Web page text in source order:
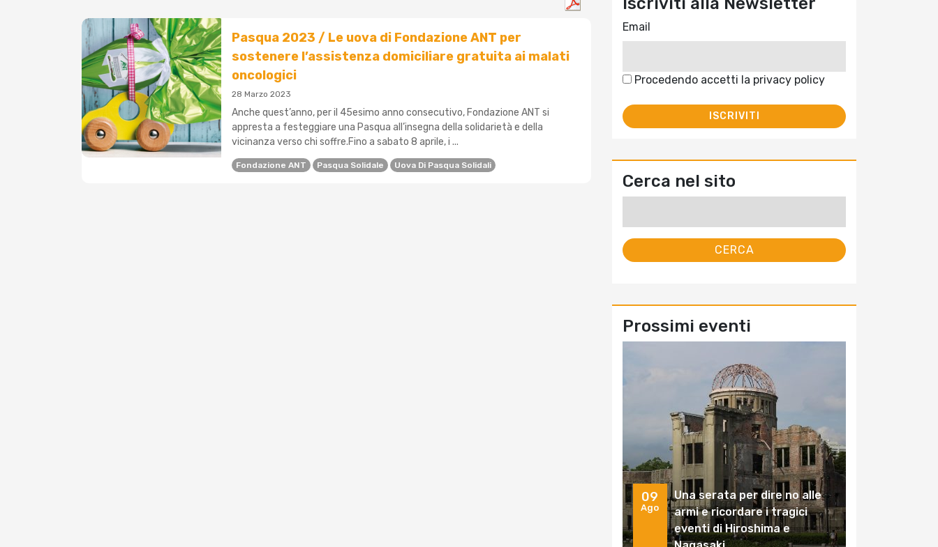
Pasqua 2023 / Le uova di Fondazione ANT per
sostenere l’assistenza domiciliare gratuita ai malati
oncologici
28 Marzo 2023
Anche quest’anno, per il 45esimo anno consecutivo, Fondazione ANT si
appresta a festeggiare una Pasqua all’insegna della solidarietà e della
vicinanza verso chi soffre.Fino a sabato 8 aprile, i ...
Fondazione ANT Pasqua Solidale Uova Di Pasqua Solidali
Email
Procedendo accetti la privacy policy
Cerca nel sito
Prossimi eventi
09
Ago
Una serata per dire no alle
armi e ricordare i tragici
eventi di Hiroshima e